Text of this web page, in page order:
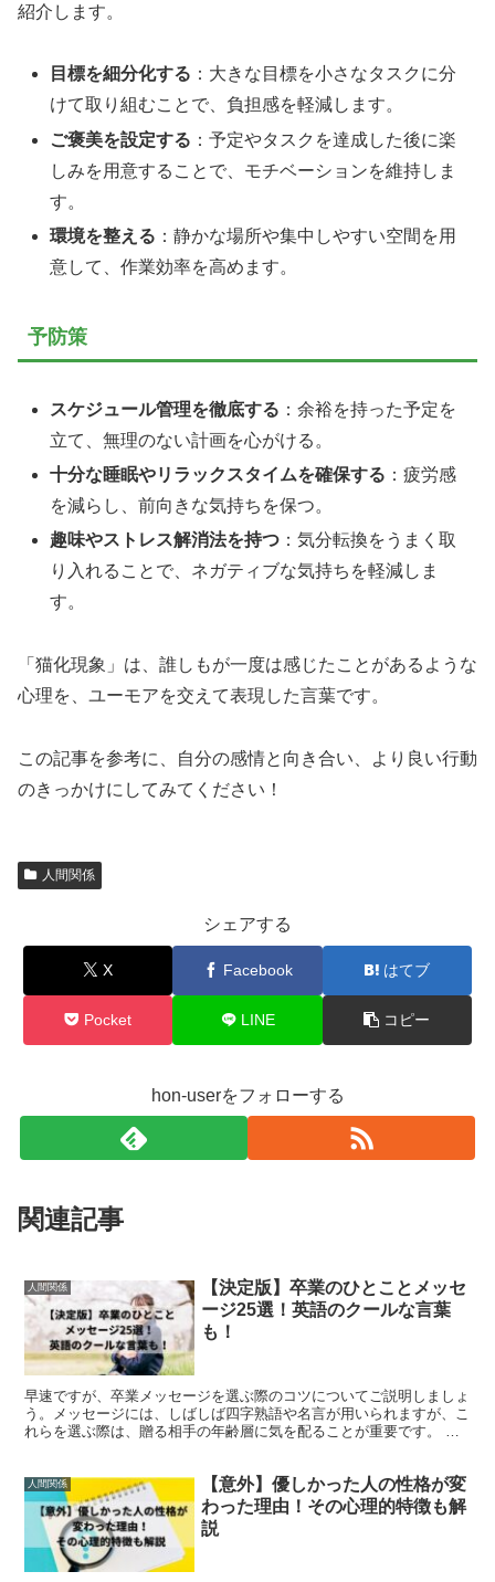
紹介します。
目標を細分化する ： 大きな目標を小さなタスクに分
けて取り組むことで、負担感を軽減します。
ご褒美を設定する ：予定やタスクを達成した後に楽
しみを用意することで、モチベーションを維持しま
す。
環境を整える ：静かな場所や集中しやすい空間を用
意して、作業効率を高めます。
予防策
スケジュール管理を徹底する ：余裕を持った予定を
立て、無理のない計画を心がける。
十分な睡眠やリラックスタイムを確保する ：疲労感
を減らし、前向きな気持ちを保つ。
趣味やストレス解消法を持つ ：気分転換をうまく取
り入れることで、ネガティブな気持ちを軽減しま
す。
「猫化現象」は、誰しもが一度は感じたことがあるような
心理を、ユーモアを交えて表現した言葉です。
この記事を参考に、自分の感情と向き合い、より良い行動
のきっかけにしてみてください！
人間関係
シェアする
X Facebook はてブ
Pocket LINE コピー
hon-userをフォローする
関連記事
人間関係
【決定版】卒業のひとことメッセ
ージ25選！英語のクールな言葉
も！
早速ですが、卒業メッセージを選ぶ際のコツについてご説明しましょ
う。メッセージには、しばしば四字熟語や名言が用いられますが、こ
れらを選ぶ際は、贈る相手の年齢層に気を配ることが重要です。 た
人間関係
【意外】優しかった人の性格が変
わった理由！その心理的特徴も解
説